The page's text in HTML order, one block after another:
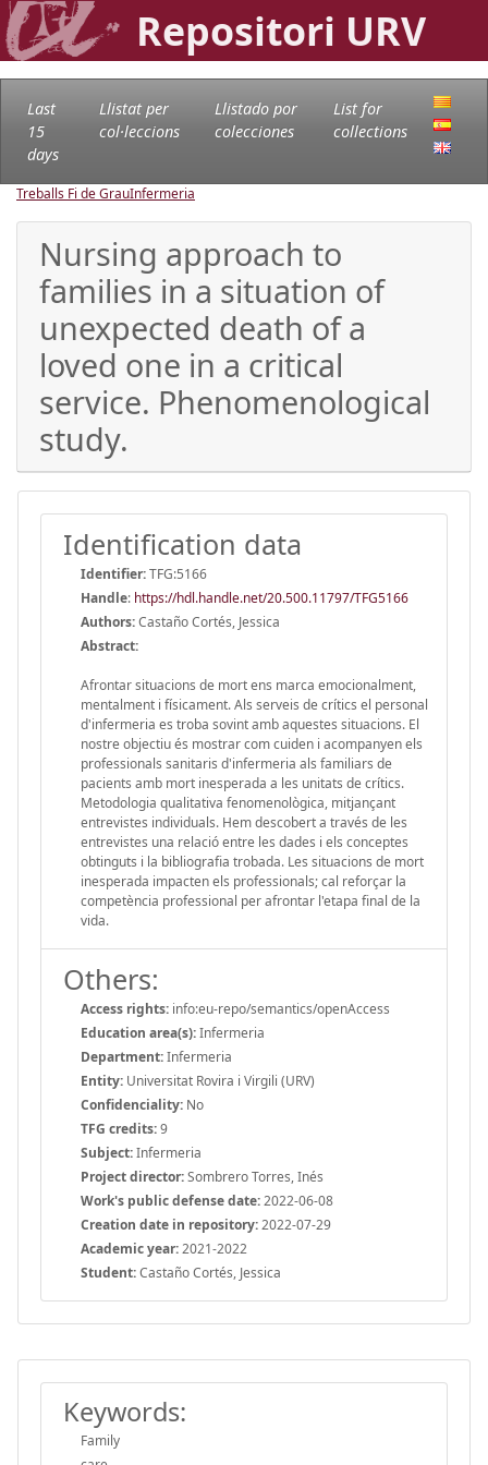
Repositori URV
Last
15
days
Llistat per
col·leccions
Llistado por
colecciones
List for
collections
Treballs Fi de GrauInfermeria
Nursing approach to
families in a situation of
unexpected death of a
loved one in a critical
service. Phenomenological
study.
Identification data
Identifier:TFG:5166
Handle: https://hdl.handle.net/20.500.11797/TFG5166
Authors:Castaño Cortés, Jessica
Abstract:
Afrontar situacions de mort ens marca emocionalment,
mentalment i físicament. Als serveis de crítics el personal
d'infermeria es troba sovint amb aquestes situacions. El
nostre objectiu és mostrar com cuiden i acompanyen els
professionals sanitaris d'infermeria als familiars de
pacients amb mort inesperada a les unitats de crítics.
Metodologia qualitativa fenomenològica, mitjançant
entrevistes individuals. Hem descobert a través de les
entrevistes una relació entre les dades i els conceptes
obtinguts i la bibliografia trobada. Les situacions de mort
inesperada impacten els professionals; cal reforçar la
competència professional per afrontar l'etapa final de la
vida.
Others:
Access rights: info:eu-repo/semantics/openAccess
Education area(s):Infermeria
Department:Infermeria
Entity: Universitat Rovira i Virgili (URV)
Confidenciality: No
TFG credits:9
Subject:Infermeria
Project director:Sombrero Torres, Inés
Work's public defense date:2022-06-08
Creation date in repository:2022-07-29
Academic year:2021-2022
Student:Castaño Cortés, Jessica
Keywords:
Family